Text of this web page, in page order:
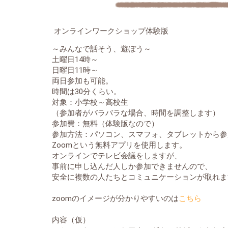
オンラインワークショップ体験版
～みんなで話そう、遊ぼう～
土曜日14時～
日曜日11時～
両日参加も可能。
時間は30分くらい。
対象：小学校～高校生
（参加者がバラバラな場合、時間を調整します）
参加費：無料（体験版なので）
参加方法：パソコン、スマフォ、タブレットから
Zoomという無料アプリを使用します。
オンラインでテレビ会議をしますが、
事前に申し込んだ人しか参加できませんので、
安全に複数の人たちとコミュニケーションが取れ
zoomのイメージが分かりやすいのはこちら
内容（仮）